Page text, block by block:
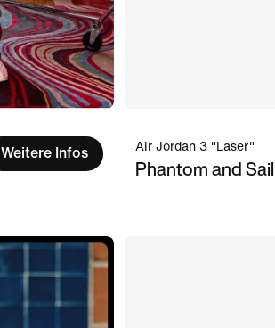
Weitere Infos Air Jordan 3 "Laser"
Phantom and Sail